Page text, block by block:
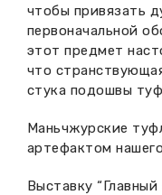
чтобы привязать
первоначальной
этот предмет
что
стука подошвы
Маньчжурские
артефактом
Выставку